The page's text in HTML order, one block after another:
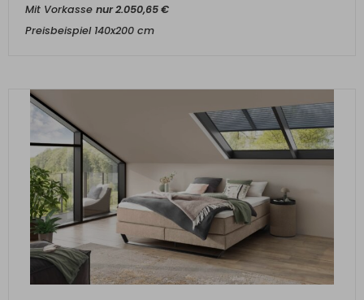
Mit Vorkasse nur2.050,65€
Preisbeispiel 140x200 cm